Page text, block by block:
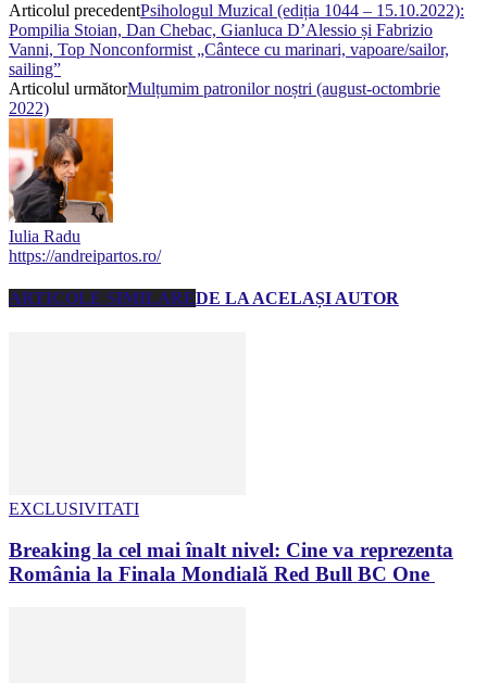
Articolul precedentPsihologul Muzical (ediția 1044 – 15.10.2022):
Pompilia Stoian, Dan Chebac, Gianluca D’Alessio și Fabrizio
Vanni, Top Nonconformist „Cântece cu marinari, vapoare/sailor,
sailing”
Articolul următorMulțumim patronilor noștri (august-octombrie
2022)
Iulia Radu
https://andreipartos.ro/
ARTICOLE SIMILAREDE LA ACELAȘI AUTOR
EXCLUSIVITATI
Breaking la cel mai înalt nivel: Cine va reprezenta
România la Finala Mondială Red Bull BC One